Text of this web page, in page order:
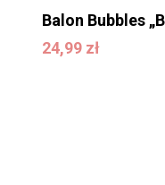
Balon Bubbles
24,99 zł
24,99zł